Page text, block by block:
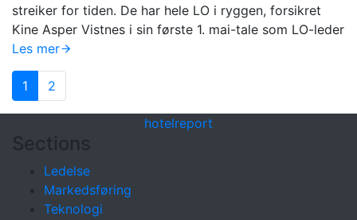
streiker for tiden. De har hele LO i ryggen, forsikret
Kine Asper Vistnes i sin første 1. mai-tale som LO-leder
Les mer
1 2
hotelreport
Sections
Ledelse
Markedsføring
Teknologi